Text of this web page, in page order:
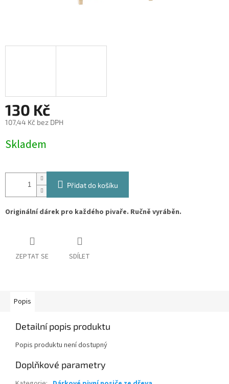
130 Kč
107,44 Kč bez DPH
cena:
Skladem
Přidat do košíku
Originální dárek pro každého pivaře. Ručně vyráběn.
ZEPTAT SE SDÍLET
Popis
Detailní popis produktu
Popis produktu není dostupný
Doplňkové parametry